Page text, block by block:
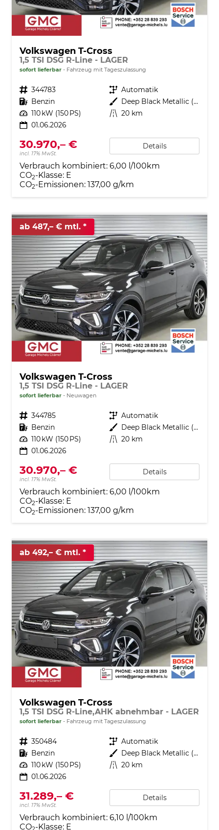
Volkswagen T-Cross
1,5 TSI DSG R-Line - LAGER
sofort lieferbar Fahrzeug mit Tageszulassung
Fahrzeugnr. 344783 Getriebe Automatik
Kraftstoff Benzin Außenfarbe
Deep Black Metallic (2T)
Leistung 110 kW (150 PS) Kilometerstand 20 km
01.06.2026
30.970,– €
incl. 17% MwSt.
Details
Verbrauch kombiniert: 6,00 l/100km
CO2-Klasse: E
CO2-Emissionen: 137,00 g/km
ab 487,– € mtl.
Volkswagen T-Cross
1,5 TSI DSG R-Line - LAGER
sofort lieferbar Neuwagen
Fahrzeugnr. 344785 Getriebe Automatik
Kraftstoff Benzin Außenfarbe
Deep Black Metallic (2T)
Leistung 110 kW (150 PS) Kilometerstand 20 km
01.06.2026
30.970,– €
incl. 17% MwSt.
Details
Verbrauch kombiniert: 6,00 l/100km
CO2-Klasse: E
CO2-Emissionen: 137,00 g/km
ab 492,– € mtl.
Volkswagen T-Cross
1,5 TSI DSG R-Line,AHK abnehmbar - LAGER
sofort lieferbar Fahrzeug mit Tageszulassung
Fahrzeugnr. 350484 Getriebe Automatik
Kraftstoff Benzin Außenfarbe
Deep Black Metallic (2T)
Leistung 110 kW (150 PS) Kilometerstand 20 km
01.06.2026
31.289,– €
incl. 17% MwSt.
Details
Verbrauch kombiniert: 6,10 l/100km
CO -Klasse: E